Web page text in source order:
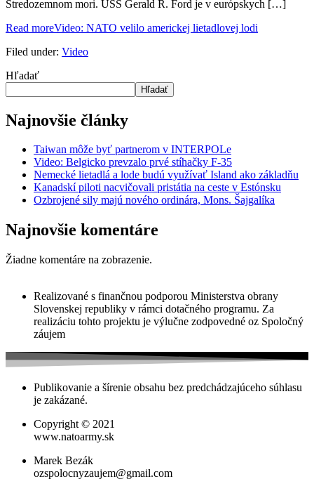
Stredozemnom mori. USS Gerald R. Ford je v európskych […]
Read moreVideo: NATO velilo americkej lietadlovej lodi
Filed under: Video
Hľadať
Hľadať
Najnovšie články
Taiwan môže byť partnerom v INTERPOLe
Video: Belgicko prevzalo prvé stíhačky F-35
Nemecké lietadlá a lode budú využívať Island ako základňu
Kanadskí piloti nacvičovali pristátia na ceste v Estónsku
Ozbrojené sily majú nového ordinára, Mons. Šajgalíka
Najnovšie komentáre
Žiadne komentáre na zobrazenie.
Realizované s finančnou podporou Ministerstva obrany
Slovenskej republiky v rámci dotačného programu. Za
realizáciu tohto projektu je výlučne zodpovedné oz Spoločný
záujem
Publikovanie a šírenie obsahu bez predchádzajúceho súhlasu
je zakázané.
Copyright © 2021
www.natoarmy.sk
Marek Bezák
ozspolocnyzaujem@gmail.com